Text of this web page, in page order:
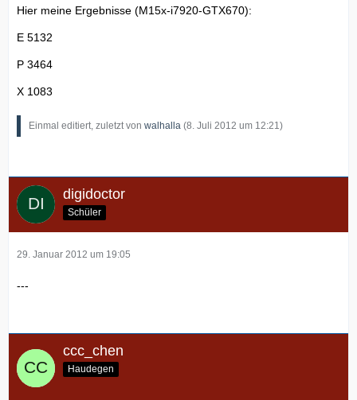
Hier meine Ergebnisse (M15x-i7920-GTX670):
E 5132
P 3464
X 1083
Einmal editiert, zuletzt von walhalla (8. Juli 2012 um 12:21 )
digidoctor
Schüler
29. Januar 2012 um 19:05
---
ccc_chen
Haudegen